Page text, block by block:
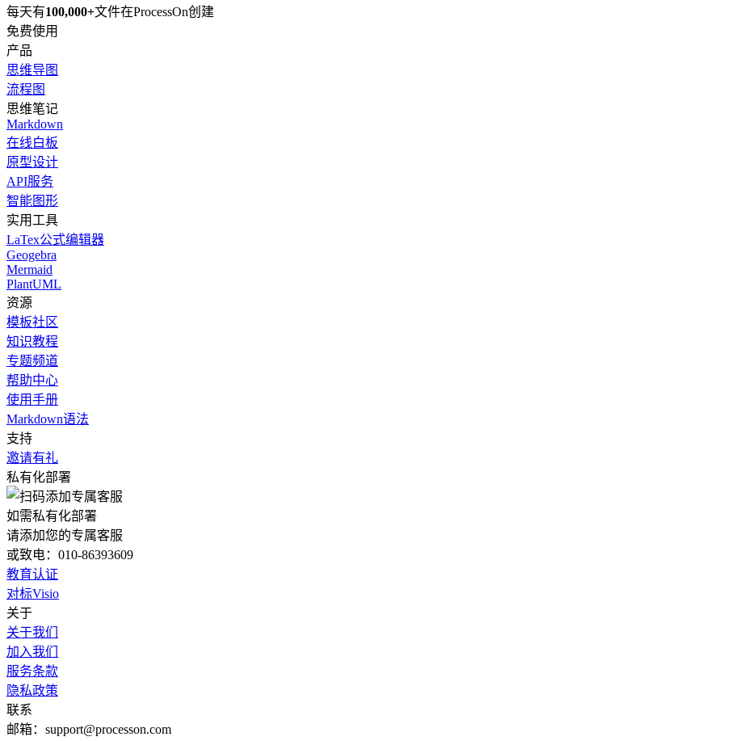
每天有100,000+文件在ProcessOn创建
免费使用
产品
思维导图
流程图
思维笔记
Markdown
在线白板
原型设计
API服务
智能图形
实用工具
LaTex公式编辑器
Geogebra
Mermaid
PlantUML
资源
模板社区
知识教程
专题频道
帮助中心
使用手册
Markdown语法
支持
邀请有礼
私有化部署
如需私有化部署
请添加您的专属客服
或致电：010-86393609
教育认证
对标Visio
关于
关于我们
加入我们
服务条款
隐私政策
联系
邮箱：support@processon.com